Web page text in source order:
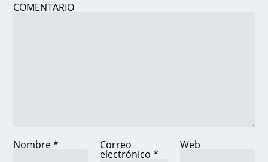
COMENTARIO
Nombre* Correo
electrónico *
Web